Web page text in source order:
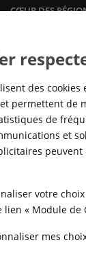
CŒUR DES
agglomérations,
avec la réalité des
pour répondre à
en logement, de
France.
MODULE
des
de
de
et
votre
« Module de
mes